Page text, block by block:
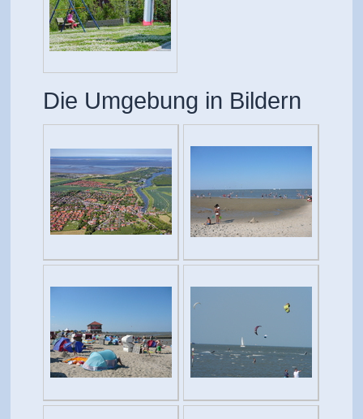
Die Umgebung in Bildern